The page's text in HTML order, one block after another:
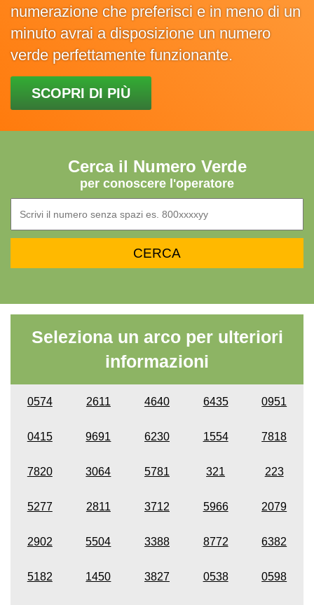
numerazione che preferisci e in meno di un
minuto avrai a disposizione un numero
verde perfettamente funzionante.
SCOPRI DI PIÙ
Cerca il Numero Verde
per conoscere l'operatore
Seleziona un arco per ulteriori
informazioni
0574 2611 4640 6435 0951
0415 9691 6230 1554 7818
7820 3064 5781 321 223
5277 2811 3712 5966 2079
2902 5504 3388 8772 6382
5182 1450 3827 0538 0598